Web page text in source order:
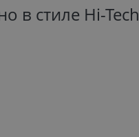
в стиле Hi-Tech